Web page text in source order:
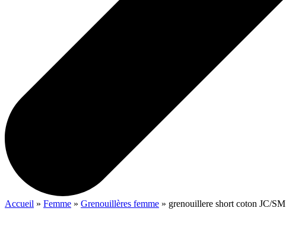
Accueil » Femme » Grenouillères femme » grenouillere short coton JC/SM